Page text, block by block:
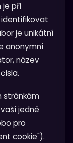
je při
je unikátní
anonymní
název
stránkám
jedné
pro
cookie").